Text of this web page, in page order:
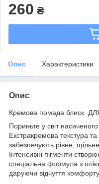
260 ₴
Опис Характеристики
Опис
Кремова помада блиск
Пориньте у світ
Екстракремова текстура
забезпечують рівне,
Інтенсивні пігменти
спеціальна формула з
даруючи відчуття